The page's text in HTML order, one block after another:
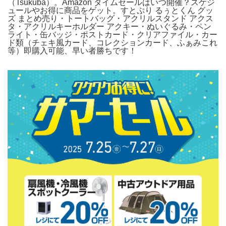
（Tsukuba）。Amazon タイムセールはいつ開催？スケジ
ュールやお得に商品をゲット。すとぷり るぅとくん グッ
ズ まとめ売り・トートバッグ・アクリルスタンド アクス
タ・アクリルキーホルダー アクキー・ぬいぐるみ・ペン
ライト・缶バッジ・ポストカード・クリアファイル・カー
ド類（チェキ風カード、コレクションカード、ふぁみこれ
等）即購入可能、早い者勝ちです！